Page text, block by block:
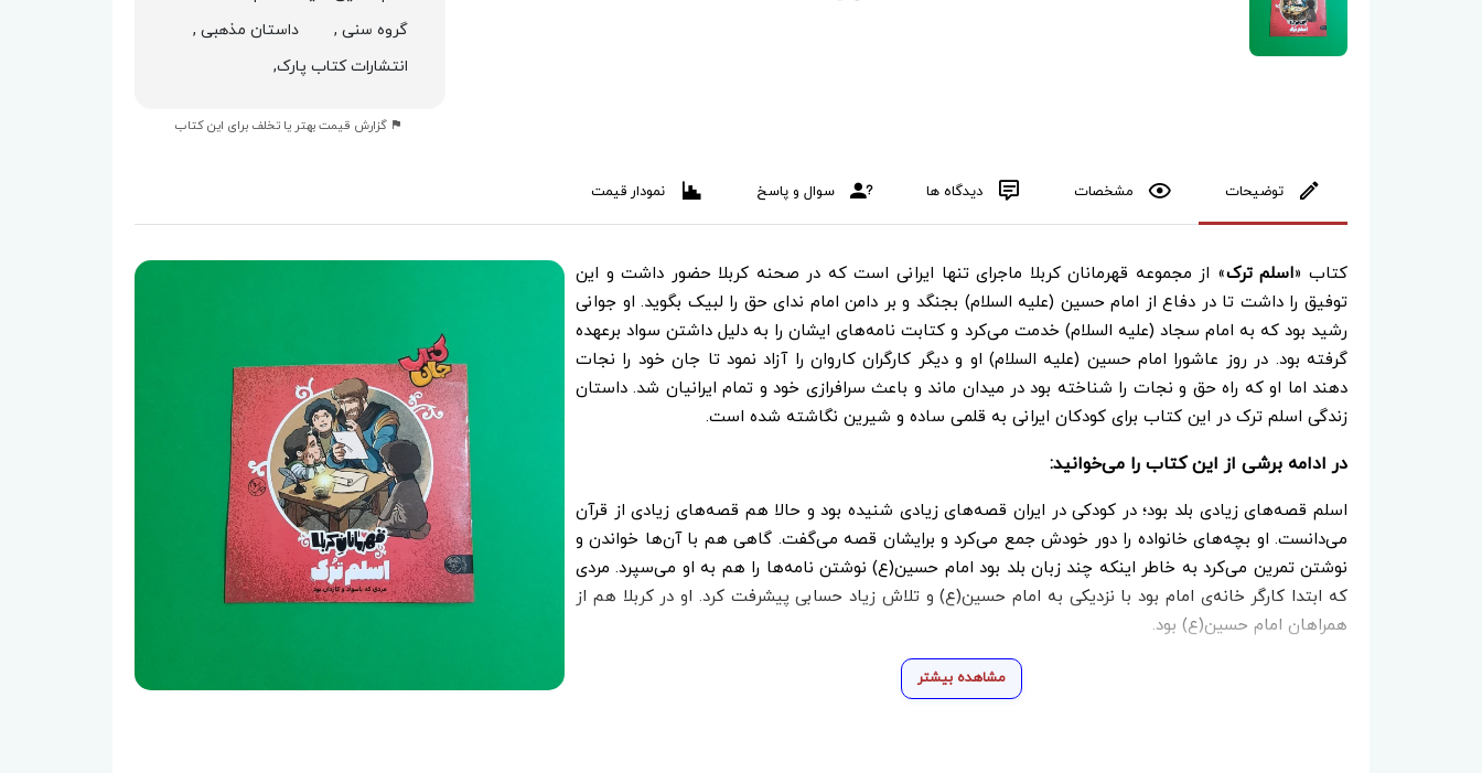
گروه سنی ,
داستان مذهبی ,
انتشارات کتاب پارک,
گزارش قیمت بهتر یا تخلف برای این کتاب
توضیحات مشخصات دیدگاه ها سوال و پاسخ نمودار قیمت
کتاب «اسلم ترک» از مجموعه قهرمانان کربلا ماجرای تنها ایرانی است که در صحنه کربلا حضور داشت و این
توفیق را داشت تا در دفاع از امام حسین (علیه السلام) بجنگد و بر دامن امام ندای حق را لبیک بگوید. او جوانی
رشید بود که به امام سجاد (علیه السلام) خدمت می‌کرد و کتابت نامه‌های ایشان را به دلیل داشتن سواد برعهده
گرفته بود. در روز عاشورا امام حسین (علیه السلام) او و دیگر کارگران کاروان را آزاد نمود تا جان خود را نجات
دهند اما او که راه حق و نجات را شناخته بود در میدان ماند و باعث سرافرازی خود و تمام ایرانیان شد. داستان
زندگی اسلم ترک در این کتاب برای کودکان ایرانی به قلمی ساده و شیرین نگاشته شده است.
در ادامه برشی از این کتاب را می‌خوانید:
اسلم قصه‌های زیادی بلد بود؛ در کودکی در ایران قصه‌های زیادی شنیده بود و حالا هم قصه‌های زیادی از قرآن
می‌دانست. او بچه‌های خانواده را دور خودش جمع می‌کرد و برایشان قصه می‌گفت. گاهی هم با آن‌ها خواندن و
نوشتن تمرین می‌کرد به خاطر اینکه چند زبان بلد بود امام حسین(ع) نوشتن نامه‌ها را هم به او می‌سپرد. مردی
که ابتدا کارگر خانه‌ی امام بود با نزدیکی به امام حسین(ع) و تلاش زیاد حسابی پیشرفت کرد. او در کربلا هم از
همراهان امام حسین(ع) بود.
مشاهده بیشتر